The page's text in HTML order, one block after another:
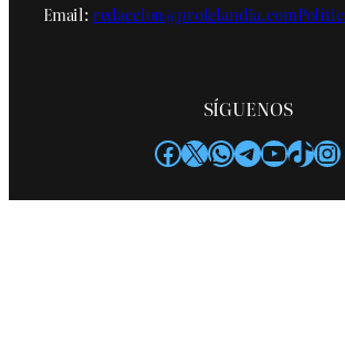
Email:redaccion@profelandia.com
SÍGUENOS
Facebook
X WhatsApp
Telegram